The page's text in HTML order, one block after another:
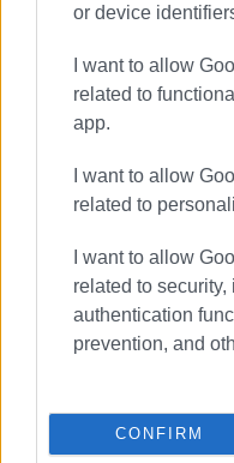
or device
I want to allow
related to
app.
I want to allow
related to
I want to allow
related to security,
authentication
prevention, and
CONFIRM